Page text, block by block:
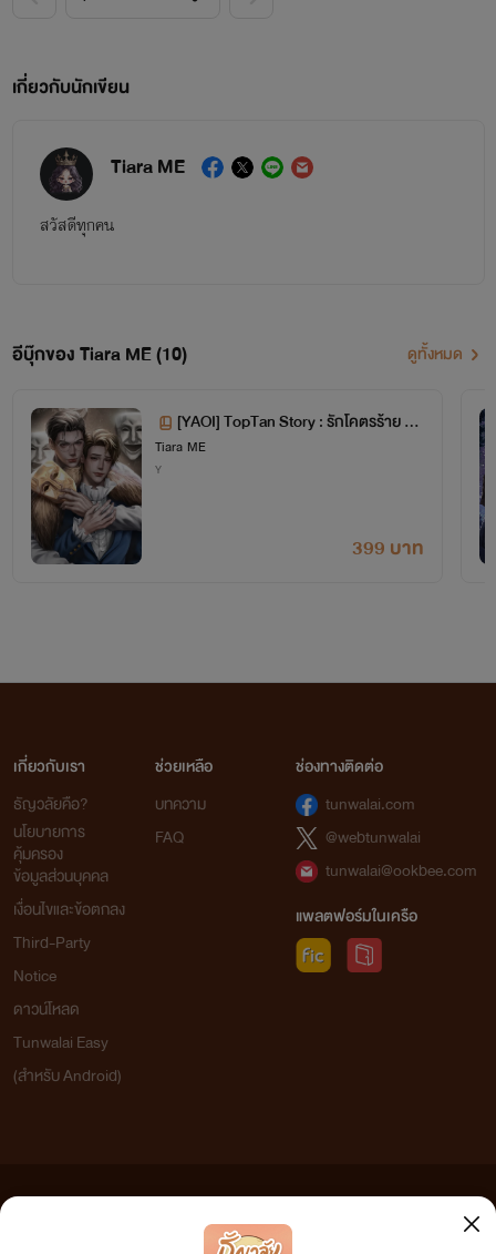
เกี่ยวกับนักเขียน
Tiara ME
สวัสดีทุกคน
อีบุ๊กของ Tiara ME (10) ดูทั้งหมด
[YAOI] TopTan Story : รักโคตรร้าย พ่า
ยแผนรัก
Tiara ME
Y
399 บาท
เกี่ยวกับเรา
ธัญวลัยคือ?
นโยบายการ
คุ้มครอง
ข้อมูลส่วนบุคคล
เงื่อนไขและข้อตกลง
Third-Party
Notice
ดาวน์โหลด
Tunwalai Easy
(สำหรับ Android)
ช่วยเหลือ
บทความ
FAQ
ช่องทางติดต่อ
tunwalai.com
@webtunwalai
tunwalai@ookbee.com
แพลตฟอร์มในเครือ
เว็บไซต์แห่งนี้ไม่ได้เห็นด้วยและไม่ขอรับผิดชอบต่อข้อความใดๆ ทั้งสิ้น ดังนั้นผู้อ่านทุกท่านโปรดใช้